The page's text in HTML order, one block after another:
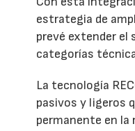
estrategia de
prevé extender el
categorías
La tecnología
pasivos y ligeros
permanente en la